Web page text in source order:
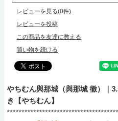
レビューを見る(0件)
レビューを投稿
この商品を友達に教える
買い物を続ける
やちむん與那城（與那城 徹）｜
き【やちむん】